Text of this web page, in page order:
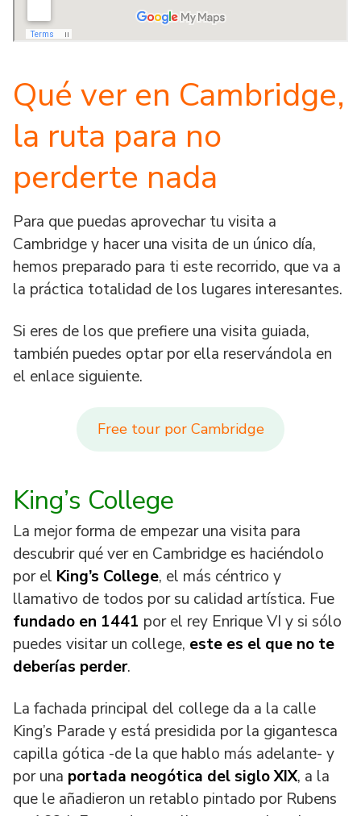
Qué ver en Cambridge,
la ruta para no
perderte nada
Para que puedas aprovechar tu visita a
Cambridge y hacer una visita de un único día,
hemos preparado para ti este recorrido, que va a
la práctica totalidad de los lugares interesantes.
Si eres de los que prefiere una visita guiada,
también puedes optar por ella reservándola en
el enlace siguiente.
Free tour por Cambridge
King’s College
La mejor forma de empezar una visita para
descubrir qué ver en Cambridge es haciéndolo
por el King’s College, el más céntrico y
llamativo de todos por su calidad artística. Fue
fundado en 1441 por el rey Enrique VI y si sólo
puedes visitar un college, este es el que no te
deberías perder.
La fachada principal del college da a la calle
King’s Parade y está presidida por la gigantesca
capilla gótica -de la que hablo más adelante- y
por una portada neogótica del siglo XIX, a la
que le añadieron un retablo pintado por Rubens